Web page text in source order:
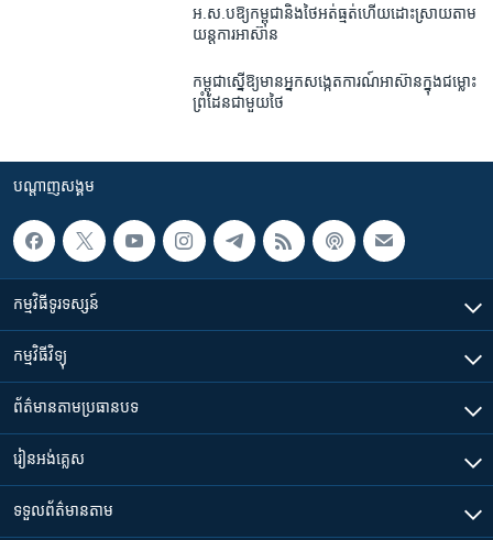
អ.ស.ប​ឱ្យ​កម្ពុជា​និង​ថៃ​អត់​ធ្មត់​ហើយ​ដោះស្រាយ​តាម​
យន្តការ​អាស៊ាន
កម្ពុជា​ស្នើ​ឱ្យ​មាន​អ្នក​សង្កេតការណ៍​អាស៊ាន​ក្នុង​ជម្លោះ​
ព្រំដែន​ជាមួយ​ថៃ
បណ្តាញ​សង្គម
កម្មវិធី​ទូរទស្សន៍
កម្មវិធី​វិទ្យុ
ព័ត៌មាន​តាមប្រធានបទ​
រៀន​​អង់គ្លេស
ទទួល​ព័ត៌មាន​តាម